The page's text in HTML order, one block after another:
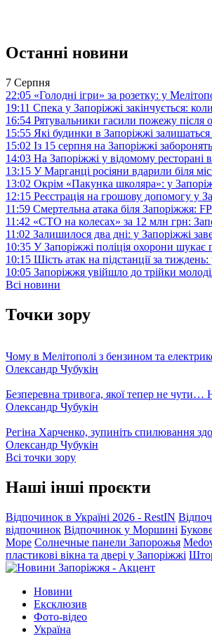
Останні новини
7 Серпня
22:05 «Голодні ігри» за розетку: у
19:11 Спека у Запоріжжі закінчується:
16:54 Рятувальники гасили пожежу після
15:55 Які будинки в Запоріжжі
15:02 Із 15 серпня на Запоріжжі
14:03 На Запоріжжі у відомому
13:15 У Марганці росіяни вдарили біля
13:02 Окрім «Пакунка школяра»: у
12:15 Реєстрація на грошову допомогу у
11:59 Смертельна атака біля Запоріжжя:
11:42 «СТО на колесах» за 12 млн грн:
11:02 Залишилося два дні: у Запоріжжі
10:35 У Запоріжжі поліція охорони
10:15 Шість атак на підстанції за
10:05 Запоріжжя увійшло до трійки
Всі новини
Точки зору
Чому в Мелітополі з бензином та
Олександр Чубукін
Безперевна тривога, якої тепер не чути…
Олександр Чубукін
Регіна Харченко, зупиніть спилювання
Олександр Чубукін
Всі точки зору
Наші інші проєкти
Відпочинок в Україні 2026 - RestIN
відпочинок Відпочинок у Моршині
Море Солнечные панели Запорожья
пластикові вікна та двері у Запоріжжі
Новини
Ексклюзив
Фото-відео
Україна